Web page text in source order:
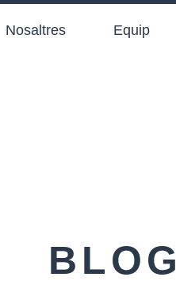
Nosaltres Equip
BLOG